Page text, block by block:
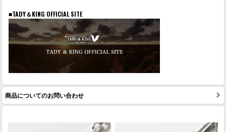
■TADY＆KING OFFICIAL SITE
商品についてのお問い合わせ